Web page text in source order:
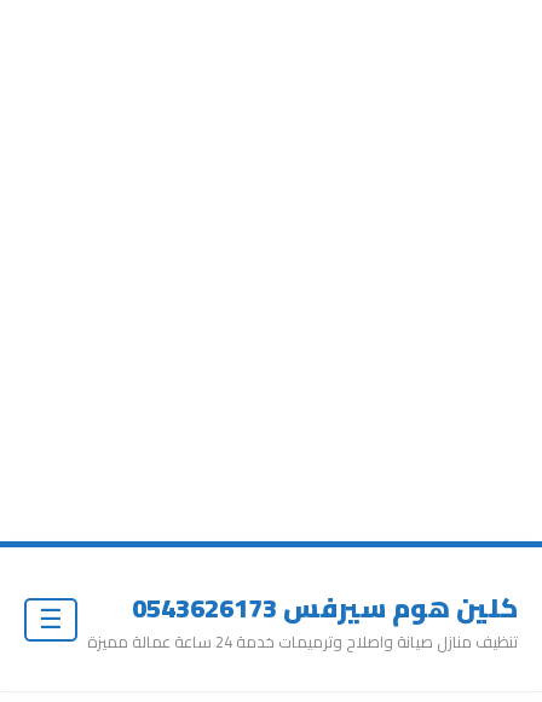
كلين هوم سيرفس 0543626173
تنظيف منازل صيانة واصلاح وترميمات خدمة 24 ساعة عمالة مميزة